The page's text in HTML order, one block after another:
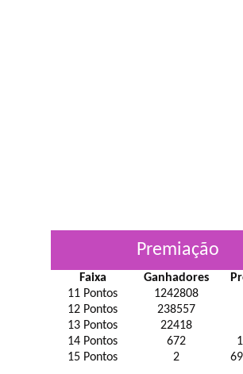
Premiação
Faixa Ganhadores
11 Pontos
1242808
12 Pontos
238557
13 Pontos
22418
14 Pontos
672
15 Pontos
2